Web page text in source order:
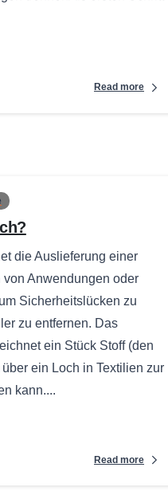
Read more
die Auslieferung einer
von Anwendungen oder
Sicherheitslücken zu
zu entfernen. Das
ein Stück Stoff (den
über ein Loch in Textilien zur
kann....
Read more